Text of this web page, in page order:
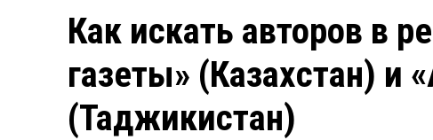
Как искать авторов в
газеты» (Казахстан) и
(Таджикистан)